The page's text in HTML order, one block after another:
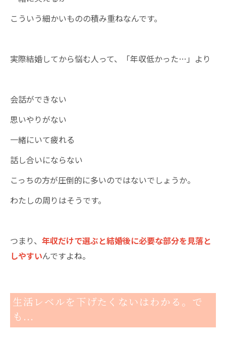
こういう細かいものの積み重ねなんです。
実際結婚してから悩む人って、「年収低かった…」より
会話ができない
思いやりがない
一緒にいて疲れる
話し合いにならない
こっちの方が圧倒的に多いのではないでしょうか。
わたしの周りはそうです。
つまり、 年収だけで選ぶと結婚後に必要な部分を見落と
しやすいんですよね。
生活レベルを下げたくないはわかる。で
も…